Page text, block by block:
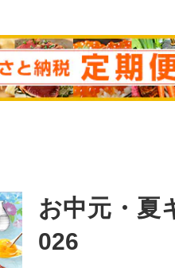
お中元・夏
026